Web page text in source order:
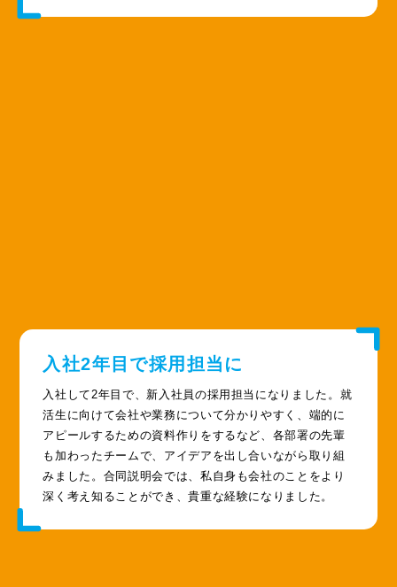
入社2年目で採用担当に
入社して2年目で、新入社員の採用担当になりました。就
活生に向けて会社や業務について分かりやすく、端的に
アピールするための資料作りをするなど、各部署の先輩
も加わったチームで、アイデアを出し合いながら取り組
みました。合同説明会では、私自身も会社のことをより
深く考え知ることができ、貴重な経験になりました。